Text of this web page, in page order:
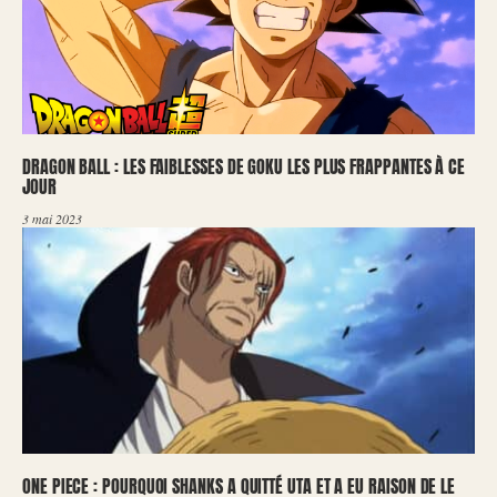
DRAGON BALL : LES FAIBLESSES DE GOKU LES PLUS FRAPPANTES À CE
JOUR
3 mai 2023
ONE PIECE : POURQUOI SHANKS A QUITTÉ UTA ET A EU RAISON DE LE